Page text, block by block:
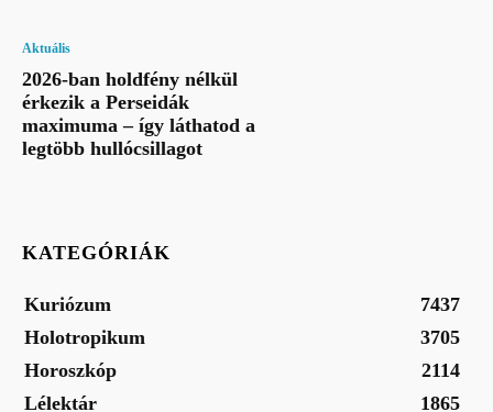
Aktuális
2026-ban holdfény nélkül
érkezik a Perseidák
maximuma – így láthatod a
legtöbb hullócsillagot
KATEGÓRIÁK
Kuriózum
7437
Holotropikum
3705
Horoszkóp
2114
Lélektár
1865